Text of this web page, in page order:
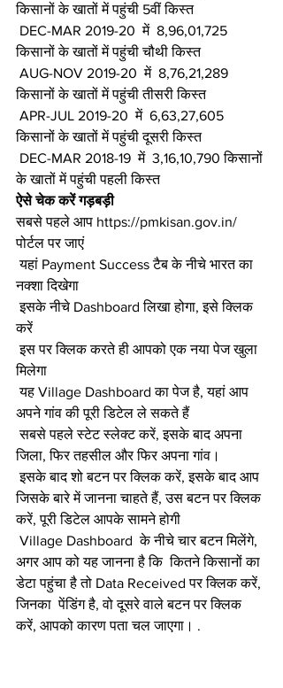
किसानों के खातों में पहुंची 5वीं किस्त
किसानों के खातों में पहुंची चौथी किस्त
किसानों के खातों में पहुंची तीसरी किस्त
किसानों के खातों में पहुंची दूसरी किस्त
के खातों में पहुंची पहली किस्त
ऐसे चेक करें गड़बड़ी
सबसे पहले आप https://pmkisan.gov.in/
पोर्टल पर जाएं
यहां Payment Success टैब के नीचे भारत का
नक्शा दिखेगा
इसके नीचे Dashboard लिखा होगा, इसे क्लिक
करें
इस पर क्लिक करते ही आपको एक नया पेज खुला
मिलेगा
यह Village Dashboard का पेज है, यहां आप
अपने गांव की पूरी डिटेल ले सकते हैं
सबसे पहले स्टेट स्लेक्ट करें, इसके बाद अपना
जिला, फिर तहसील और फिर अपना गांव।
इसके बाद शो बटन पर क्लिक करें, इसके बाद आप
जिसके बारे में जानना चाहते हैं, उस बटन पर क्लिक
करें, पूरी डिटेल आपके सामने होगी
अगर आप को यह जानना है कि  कितने किसानों का
डेटा पहुंचा है तो Data Received पर क्लिक करें,
जिनका  पेंडिंग है, वो दूसरे वाले बटन पर क्लिक
करें, आपको कारण पता चल जाएगा। .